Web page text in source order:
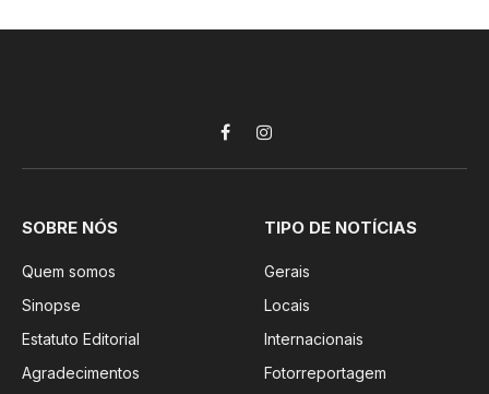
FacebookInstagram
SOBRE NÓS
Quem somos
Sinopse
Estatuto Editorial
Agradecimentos
TIPO DE NOTÍCIAS
Gerais
Locais
Internacionais
Fotorreportagem